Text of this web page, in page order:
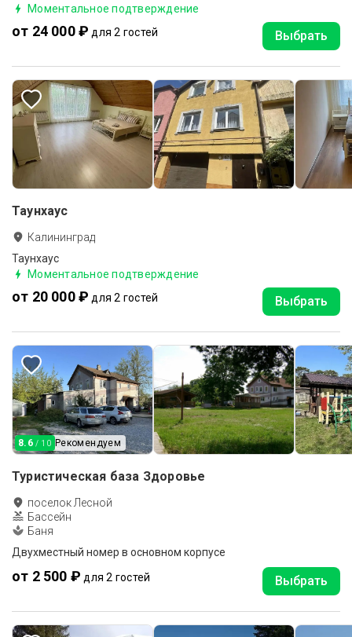
Моментальное подтверждение
от 24 000 ₽ для 2 гостей Выбрать
Таунхаус
Калининград
Таунхаус
Моментальное подтверждение
от 20 000 ₽ для 2 гостей Выбрать
8.6 / 10 Рекомендуем
Туристическая база Здоровье
поселок Лесной
Бассейн
Баня
Двухместный номер в основном корпусе
от 2 500 ₽ для 2 гостей Выбрать